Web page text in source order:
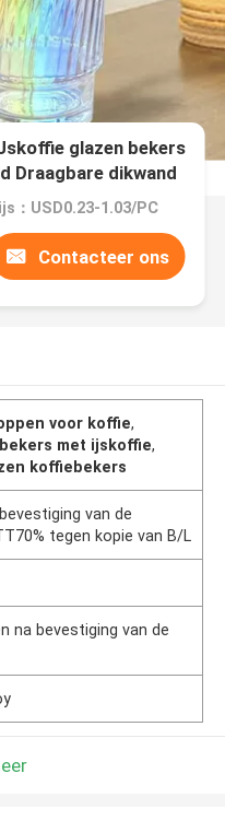
glazen bekers
Draagbare dikwand
：USD0.23-1.03/PC
Contacteer ons
voor koffie,
met ijskoffie,
koffiebekers
van de
tegen kopie van B/L
na bevestiging van de